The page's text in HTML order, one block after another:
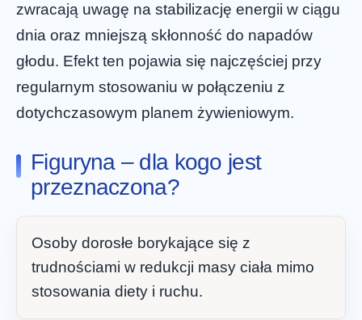
zwracają uwagę na stabilizację energii w ciągu
dnia oraz mniejszą skłonność do napadów
głodu. Efekt ten pojawia się najczęściej przy
regularnym stosowaniu w połączeniu z
dotychczasowym planem żywieniowym.
Figuryna – dla kogo jest
przeznaczona?
Osoby dorosłe borykające się z
trudnościami w redukcji masy ciała mimo
stosowania diety i ruchu.